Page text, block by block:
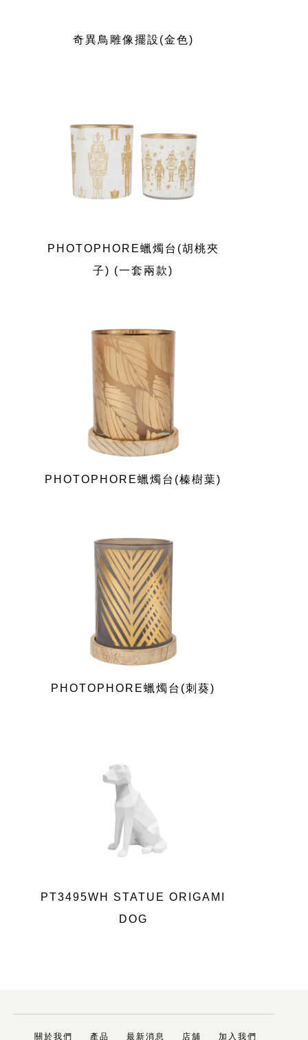
奇異鳥雕像擺設(金色)
PHOTOPHORE蠟燭台(胡桃夾
子) (一套兩款)
PHOTOPHORE蠟燭台(榛樹葉)
PHOTOPHORE蠟燭台(刺葵)
PT3495WH STATUE ORIGAMI
DOG
關於我們 產品 最新消息 店舖 加入我們